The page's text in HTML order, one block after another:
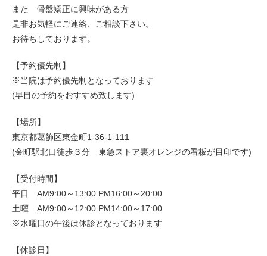
また 骨盤矯正に興味がある方
是非お気軽にご連絡、ご相談下さい。
お待ちしております。
【予約優先制】
※当院は予約優先制となっております
(早目の予約をおすすめ致します)
【場所】
東京都葛飾区東金町1-36-1-111
(金町駅北口徒歩３分 東急ストア裏オレンジの看板が目印です)
【受付時間】
平日 AM9:00～13:00 PM16:00～20:00
土曜 AM9:00～12:00 PM14:00～17:00
※水曜日の午後は休診となっております
【休診日】